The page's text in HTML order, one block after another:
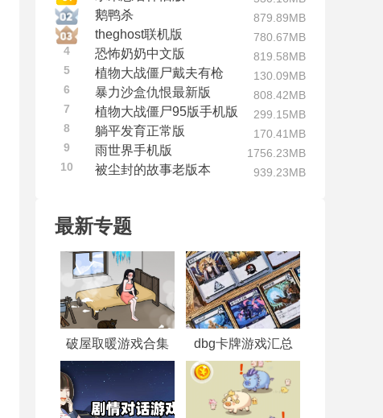
鹅鸭杀 879.89MB
theghost联机版
780.67MB
4
恐怖奶奶中文版
819.58MB
5
植物大战僵尸戴夫有枪
130.09MB
6
暴力沙盒仇恨最新版
808.42MB
7
植物大战僵尸95版手机版
299.15MB
8
躺平发育正常版
170.41MB
9
雨世界手机版
1756.23MB
10
被尘封的故事老版本 939.23MB
最新专题
破屋取暖游戏合集 dbg卡牌游戏汇总